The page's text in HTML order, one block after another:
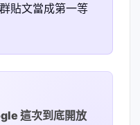
貼文當成第一等
這次到底開放